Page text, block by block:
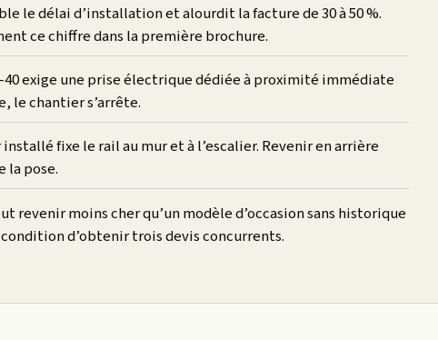
le délai d’installation et alourdit la facture de 30 à 50 %.
ce chiffre dans la première brochure.
40 exige une prise électrique dédiée à proximité immédiate
le chantier s’arrête.
fixe le rail au mur et à l’escalier. Revenir en arrière
la pose.
revenir moins cher qu’un modèle d’occasion sans historique
d’obtenir trois devis concurrents.